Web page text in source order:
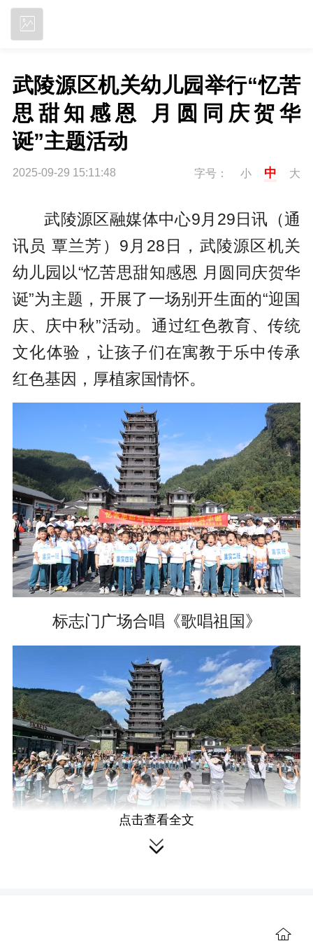
武陵源区机关幼儿园举行“忆苦
思甜知感恩 月圆同庆贺华
诞”主题活动
2025-09-29 15:11:48 字号： 小 中 大
武陵源区融媒体中心9月29日讯（通
讯员 覃兰芳）9月28日，武陵源区机关
幼儿园以“忆苦思甜知感恩 月圆同庆贺华
诞”为主题，开展了一场别开生面的“迎国
庆、庆中秋”活动。通过红色教育、传统
文化体验，让孩子们在寓教于乐中传承
红色基因，厚植家国情怀。
标志门广场合唱《歌唱祖国》
家长志愿者的护送下，精神抖擞地步行
点击查看全文
